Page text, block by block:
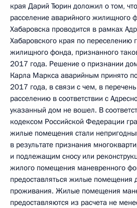
края Дарий Тюрин доложил о том,
расселение аварийного жилищного
Хабаровска проводится в рамках
Хабаровского края по переселению
жилищного фонда, признанного
2017 года. Решение о признании
Карла Маркса аварийным принято
2017 года, в связи с чем, в
расселению в соответствии с
указанный дом не вошел. В
кодексом Российской Федерации
жилые помещения стали
в результате признания
и подлежащим сносу или
жилого помещения маневренного
предоставляться жилые помещения
проживания. Жилые помещения
предоставляются из расчета не